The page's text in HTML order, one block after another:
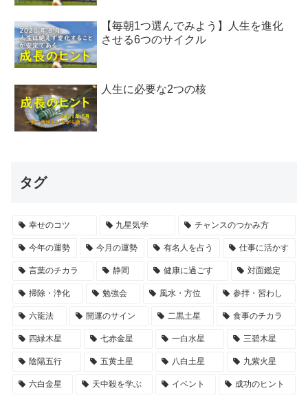
【毎朝1つ選んでみよう】人生を進化
させる6つのサイクル
人生に必要な2つの核
タグ
幸せのコツ 九星気学 チャンスのつかみ方
今年の運勢 今月の運勢 有名人を占う 仕事に活かす
言葉のチカラ 静岡 健康に過ごす 対面鑑定
掃除・浄化 勉強会 風水・方位 参拝・習わし
六龍法 開運のサイン 二黒土星 食事のチカラ
四緑木星 七赤金星 一白水星 三碧木星
陰陽五行 五黄土星 八白土星 九紫火星
六白金星 天中殺を学ぶ イベント 成功のヒント